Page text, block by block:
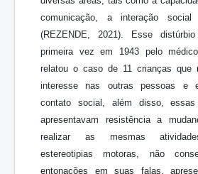
comunicação, a interação
(REZENDE, 2021). Esse
primeira vez em 1943 pelo
relatou o caso de 11 crianças que
interesse nas outras pessoas e
contato social, além disso, essas
apresentavam resistência a
realizar as mesmas
estereotipias motoras, não
entonações em suas falas,